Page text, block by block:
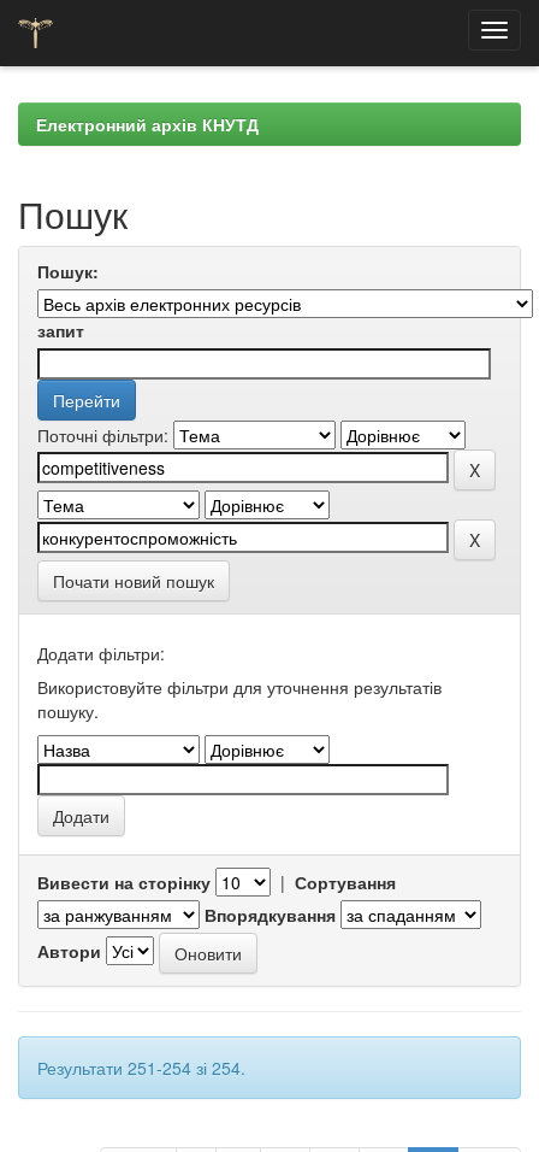
navigationЕлектронний архів КНУТД
Пошук
Пошук:
запит
Поточні фільтри:
Почати новий пошук
Додати фільтри:
Використовуйте фільтри для уточнення результатів
пошуку.
Вивести на сторінку | Сортування
Впорядкування
Автори
Результати 251-254 зі 254.